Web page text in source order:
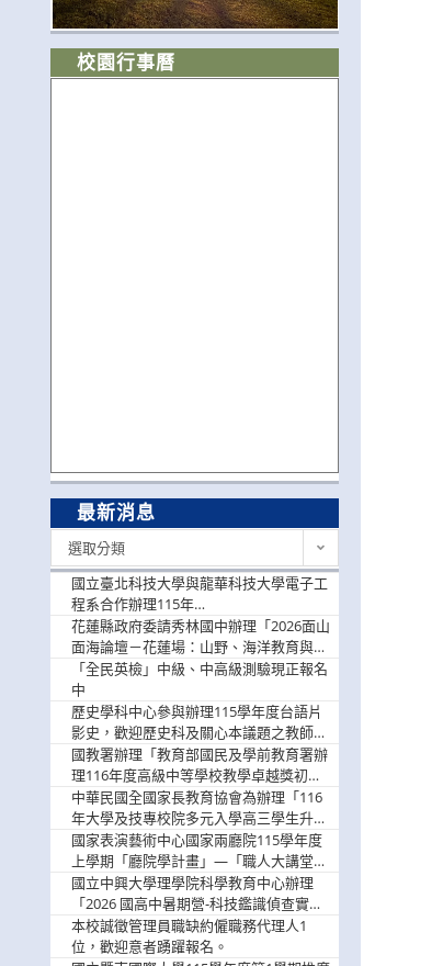
校園行事曆
最新消息
選取分類
國立臺北科技大學與龍華科技大學電子工
程系合作辦理115年
「115.08.10~08.12「AI賦能應用於智慧半
導體研習營」，歡迎學生踴躍報名參加
花蓮縣政府委請秀林國中辦理「2026面山
面海論壇－花蓮場：山野、海洋教育與戶
外安全實務課程」，歡迎踴躍報名參加
「全民英檢」中級、中高級測驗現正報名
中
歷史學科中心參與辦理115學年度台語片
影史，歡迎歷史科及關心本議題之教師踴
躍報名參加
國教署辦理「教育部國民及學前教育署辦
理116年度高級中等學校教學卓越獎初選
實施計畫」，鼓勵教師踴躍報名
中華民國全國家長教育協會為辦理「116
年大學及技專校院多元入學高三學生升學
輔導家長說明會」
國家表演藝術中心國家兩廳院115學年度
上學期「廳院學計畫」—「職人大講堂」
及「一日體驗課程」，鼓勵踴躍報名參
與。
國立中興大學理學院科學教育中心辦理
「2026 國高中暑期營-科技鑑識偵查實戰
營」活動資訊，鼓勵學生踴躍報名參加。
本校誠徵管理員職缺約僱職務代理人1
位，歡迎意者踴躍報名。